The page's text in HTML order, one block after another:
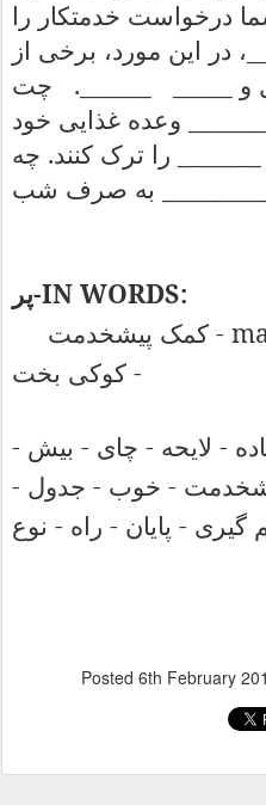
درخواست خدمتکار را
، در این مورد، برخی از
و ______.
چت
وعده غذایی خود
را ترک کنند. چه
به صرف شب
پر-IN WORDS:
کمک پیشخدمت -
کوکی بخت -
- - لایحه - چای - بیش
- خوب - جدول -
گیری - پایان - راه - نوع
Posted 6th February